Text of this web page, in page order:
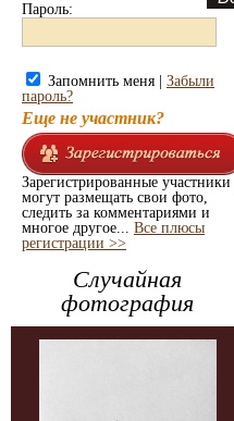
Пароль:
Запомнить меня | Забыли
пароль?
Еще не участник?
Зарегистрированные участники
могут размещать свои фото,
следить за комментариями и
многое другое... Все плюсы
регистрации >>
Случайная
фотография